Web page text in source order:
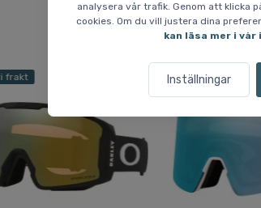
analysera vår trafik. Genom att klicka
cookies. Om du vill justera dina
kan läsa mer i
Inställningar
frakt Fri frakt